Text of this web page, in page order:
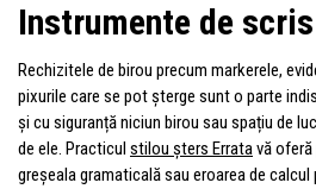
Instrumente de
Rechizitele de birou precum markerele,
pixurile care se pot șterge sunt o parte
și cu siguranță niciun birou sau spațiu de
de ele. Practicul stilou șters Erratavă
greșeala gramaticală sau eroarea de